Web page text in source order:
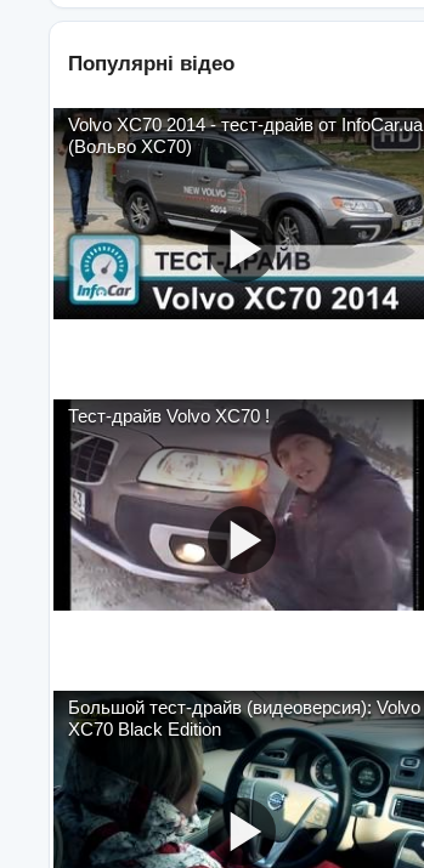
Популярні відео
Volvo XC70 2014 - тест-драйв от InfoCar.ua
(Вольво ХС70)
Тест-драйв Volvo XC70 !
Большой тест-драйв (видеоверсия): Volvo
XC70 Black Edition